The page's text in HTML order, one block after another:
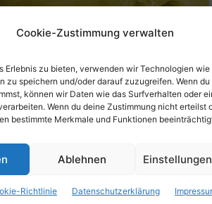
Cookie-Zustimmung verwalten
Erlebnis zu bieten, verwenden wir Technologien
zu speichern und/oder darauf zuzugreifen. Wenn du
können wir Daten wie das Surfverhalten oder
Wenn du deine Zustimmung nicht erteilst
bestimmte Merkmale und Funktionen
Ablehnen
Richtlinie Datenschutzerklärung